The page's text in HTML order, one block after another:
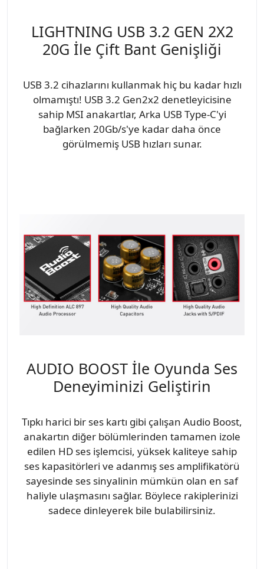
LIGHTNING USB 3.2 GEN 2X2
20G İle Çift Bant Genişliği
USB 3.2 cihazlarını kullanmak hiç bu kadar hızlı
olmamıştı! USB 3.2 Gen2x2 denetleyicisine
sahip MSI anakartlar, Arka USB Type-C'yi
bağlarken 20Gb/s'ye kadar daha önce
görülmemiş USB hızları sunar.
AUDIO BOOST İle Oyunda Ses
Deneyiminizi Geliştirin
Tıpkı harici bir ses kartı gibi çalışan Audio Boost,
anakartın diğer bölümlerinden tamamen izole
edilen HD ses işlemcisi, yüksek kaliteye sahip
ses kapasitörleri ve adanmış ses amplifikatörü
sayesinde ses sinyalinin mümkün olan en saf
haliyle ulaşmasını sağlar. Böylece rakiplerinizi
sadece dinleyerek bile bulabilirsiniz.